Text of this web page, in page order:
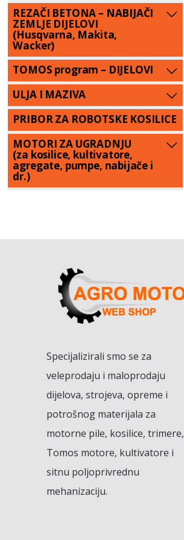
REZAČI BETONA – NABIJAČI
ZEMLJE DIJELOVI
(Husqvarna, Makita,
Wacker)
TOMOS program – DIJELOVI
ULJA I MAZIVA
PRIBOR ZA ROBOTSKE KOSILICE
MOTORI ZA UGRADNJU
(za kosilice, kultivatore,
agregate, pumpe, nabijače i
dr.)
Specijalizirali smo se za
veleprodaju i maloprodaju
dijelova, strojeva, opreme i
potrošnog materijala za
motorne pile, kosilice, trimere,
Tomos motore, kultivatore i
sitnu poljoprivrednu
mehanizaciju.